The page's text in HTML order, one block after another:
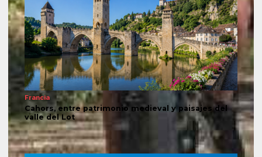
Francia
Cahors, entre patrimonio medieval y paisajes del
valle del Lot